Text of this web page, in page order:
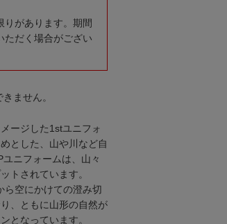
りがあります。期間
ただく場合がござい
ません。
ージした1stユニフォ
とした、山や川など自
ニフォームは、山々
トされています。
ら空にかけての澄み切
、ともに山形の自然が
となっています。